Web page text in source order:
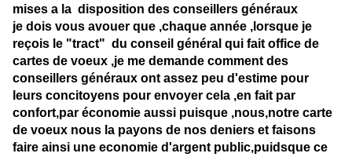
mises a la disposition des conseillers généraux
je dois vous avouer que ,chaque année ,lorsque je
reçois le "tract" du conseil général qui fait office de
cartes de voeux ,je me demande comment des
conseillers généraux ont assez peu d'estime pour
leurs concitoyens pour envoyer cela ,en fait par
confort,par économie aussi puisque ,nous,notre carte
de voeux nous la payons de nos deniers et faisons
faire ainsi une economie d'argent public,puidsque ce